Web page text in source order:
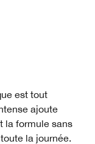
est tout
ajoute
la formule sans
la journée.